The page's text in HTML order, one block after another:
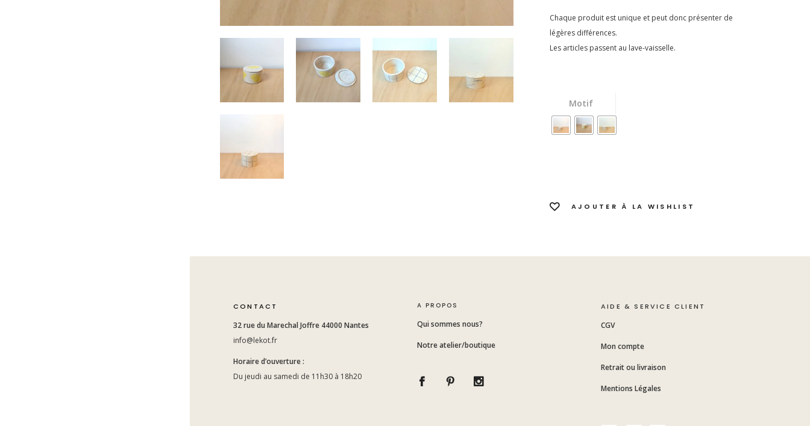
Chaque produit est unique et peut donc présenter de
légères différences.
Les articles passent au lave-vaisselle.
Motif
AJOUTER À LA WISHLIST
CONTACT
32 rue du Marechal Joffre 44000 Nantes
info@lekot.fr
Horaire d’ouverture :
Du jeudi au samedi de 11h30 à 18h20
A PROPOS
Qui sommes nous?
Notre atelier/boutique
AIDE & SERVICE CLIENT
CGV
Mon compte
Retrait ou livraison
Mentions Légales